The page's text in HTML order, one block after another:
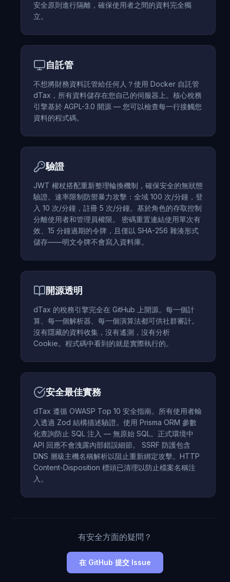
安全原則進行隔離，確保使用者之間的資料完全獨
立。
自託管
不想將財務資料託管給任何人？使用 Docker 自託管
dTax，所有資料儲存在您自己的伺服器上。核心稅務
引擎基於 AGPL-3.0 開源 — 您可以檢查每一行接觸您
資料的程式碼。
驗證
JWT 權杖搭配重新整理輪換機制，確保安全的無狀態
驗證。速率限制防禦暴力攻擊：全域 100 次/分鐘，登
入 10 次/分鐘，註冊 5 次/分鐘。基於角色的存取控制
分離使用者和管理員權限。 密碼重置連結使用單次有
效、15 分鐘過期的令牌，且僅以 SHA-256 雜湊形式
儲存——明文令牌不會寫入資料庫。
開源透明
dTax 的稅務引擎完全在 GitHub 上開源。每一個計
算、每一個解析器、每一個演算法都可供社群審計。
沒有隱藏的資料收集，沒有遙測，沒有分析
Cookie。程式碼中看到的就是實際執行的。
安全最佳實務
dTax 遵循 OWASP Top 10 安全指南。所有使用者輸
入透過 Zod 結構描述驗證。使用 Prisma ORM 參數
化查詢防止 SQL 注入 — 無原始 SQL。正式環境中
API 回應不會洩露內部錯誤細節。 SSRF 防護包含
DNS 層級主機名稱解析以阻止重新綁定攻擊。HTTP
Content-Disposition 標頭已清理以防止檔案名稱注
入。
有安全方面的疑問？
在 GitHub 提交 Issue